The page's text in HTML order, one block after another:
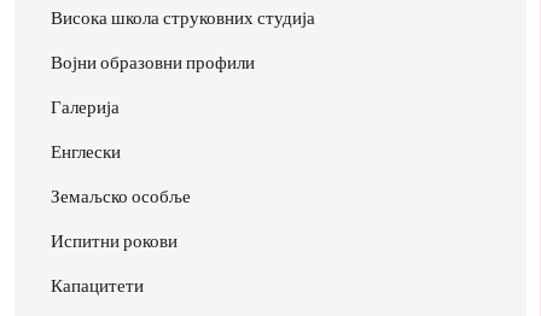
Висока школа струковних студија
Војни образовни профили
Галерија
Енглески
Земаљско особље
Испитни рокови
Капацитети